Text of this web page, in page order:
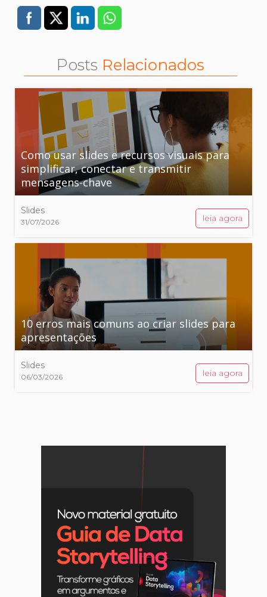
Posts Relacionados
Como usar slides e recursos visuais para
simplificar, conectar e transmitir
mensagens-chave
Slides
31/07/2026 leia agora
10 erros mais comuns ao criar slides para
apresentações
Slides
06/03/2026 leia agora